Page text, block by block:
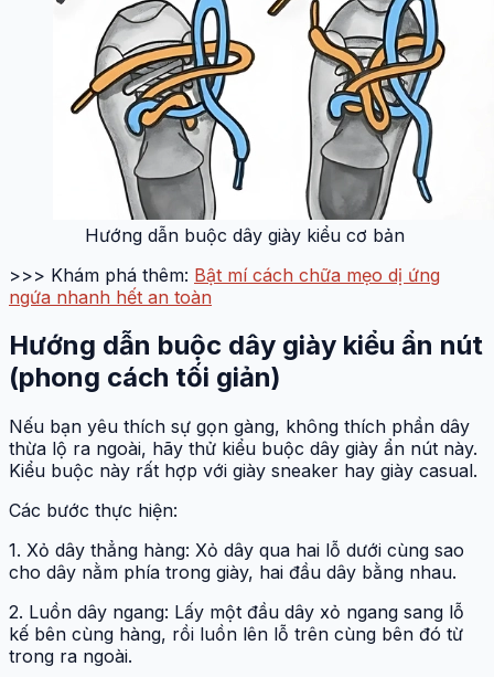
Hướng dẫn buộc dây giày kiểu cơ bản
>>> Khám phá thêm: Bật mí cách chữa mẹo dị ứng
ngứa nhanh hết an toàn
Hướng dẫn buộc dây giày kiểu ẩn nút
(phong cách tối giản)
Nếu bạn yêu thích sự gọn gàng, không thích phần dây
thừa lộ ra ngoài, hãy thử kiểu buộc dây giày ẩn nút này.
Kiểu buộc này rất hợp với giày sneaker hay giày casual.
Các bước thực hiện:
1. Xỏ dây thẳng hàng: Xỏ dây qua hai lỗ dưới cùng sao
cho dây nằm phía trong giày, hai đầu dây bằng nhau.
2. Luồn dây ngang: Lấy một đầu dây xỏ ngang sang lỗ
kế bên cùng hàng, rồi luồn lên lỗ trên cùng bên đó từ
trong ra ngoài.